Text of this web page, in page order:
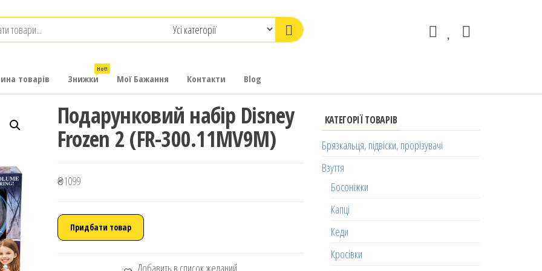
товарів Знижки
Hot!
Мої Бажання Контакти Blog
Подарунковий набір Disney
Frozen 2 (FR-300.11MV9M)
₴1099
Придбати товар
Добавить в список желаний
КАТЕГОРІЇ ТОВАРІВ
Брязкальця, підвіски, прорізувачі
Взуття
Босоніжки
Капці
Кеди
Кросівки